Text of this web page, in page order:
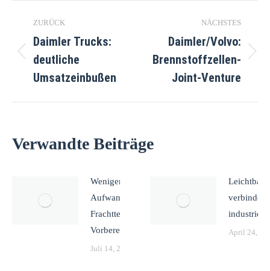
Kommentarnavigation
ZURÜCK
Vorheriger
Beitrag:
Daimler Trucks:
deutliche
Umsatzeinbußen
NÄCHSTES
Nächster
Beitrag:
Daimler/Volvo:
Brennstoffzellen-
Joint-Venture
Verwandte Beiträge
Weniger
Aufwand bei
Frachttender-
Vorbereitung
Juli 14, 2026
verbindet
April 24,